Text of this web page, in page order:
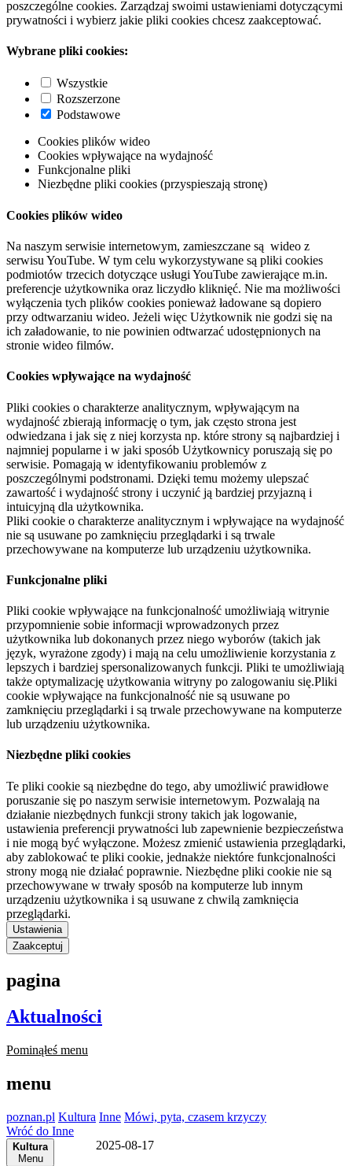
poszczególne cookies. Zarządzaj swoimi ustawieniami dotyczącymi
prywatności i wybierz jakie pliki cookies chcesz zaakceptować.
Wybrane pliki cookies:
Wszystkie
Rozszerzone
Podstawowe
Cookies plików wideo
Cookies wpływające na wydajność
Funkcjonalne pliki
Niezbędne pliki cookies (przyspieszają stronę)
Cookies plików wideo
Na naszym serwisie internetowym, zamieszczane są wideo z
serwisu YouTube. W tym celu wykorzystywane są pliki cookies
podmiotów trzecich dotyczące usługi YouTube zawierające m.in.
preferencje użytkownika oraz liczydło kliknięć. Nie ma możliwości
wyłączenia tych plików cookies ponieważ ładowane są dopiero
przy odtwarzaniu wideo. Jeżeli więc Użytkownik nie godzi się na
ich załadowanie, to nie powinien odtwarzać udostępnionych na
stronie wideo filmów.
Cookies wpływające na wydajność
Pliki cookies o charakterze analitycznym, wpływającym na
wydajność zbierają informację o tym, jak często strona jest
odwiedzana i jak się z niej korzysta np. które strony są najbardziej i
najmniej popularne i w jaki sposób Użytkownicy poruszają się po
serwisie. Pomagają w identyfikowaniu problemów z
poszczególnymi podstronami. Dzięki temu możemy ulepszać
zawartość i wydajność strony i uczynić ją bardziej przyjazną i
intuicyjną dla użytkownika.
Pliki cookie o charakterze analitycznym i wpływające na wydajność
nie są usuwane po zamknięciu przeglądarki i są trwale
przechowywane na komputerze lub urządzeniu użytkownika.
Funkcjonalne pliki
Pliki cookie wpływające na funkcjonalność umożliwiają witrynie
przypomnienie sobie informacji wprowadzonych przez
użytkownika lub dokonanych przez niego wyborów (takich jak
język, wyrażone zgody) i mają na celu umożliwienie korzystania z
lepszych i bardziej spersonalizowanych funkcji. Pliki te umożliwiają
także optymalizację użytkowania witryny po zalogowaniu się.Pliki
cookie wpływające na funkcjonalność nie są usuwane po
zamknięciu przeglądarki i są trwale przechowywane na komputerze
lub urządzeniu użytkownika.
Niezbędne pliki cookies
Te pliki cookie są niezbędne do tego, aby umożliwić prawidłowe
poruszanie się po naszym serwisie internetowym. Pozwalają na
działanie niezbędnych funkcji strony takich jak logowanie,
ustawienia preferencji prywatności lub zapewnienie bezpieczeństwa
i nie mogą być wyłączone. Możesz zmienić ustawienia przeglądarki,
aby zablokować te pliki cookie, jednakże niektóre funkcjonalności
strony mogą nie działać poprawnie. Niezbędne pliki cookie nie są
przechowywane w trwały sposób na komputerze lub innym
urządzeniu użytkownika i są usuwane z chwilą zamknięcia
przeglądarki.
Ustawienia
Zaakceptuj
pagina
Aktualności
Pominąłeś menu
menu
poznan.pl Kultura Inne Mówi, pyta, czasem krzyczy
Wróć do Inne
Kultura
Menu
2025-08-17